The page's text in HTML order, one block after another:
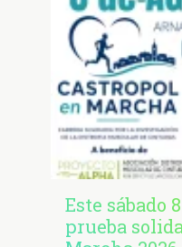
Este sábado
prueba